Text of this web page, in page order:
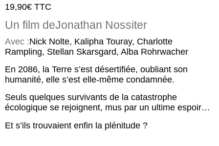
19,90€ TTC
Un film deJonathan Nossiter
Avec :Nick Nolte, Kalipha Touray, Charlotte
Rampling, Stellan Skarsgard, Alba Rohrwacher
En 2086, la Terre s’est désertifiée, oubliant son
humanité, elle s’est elle-même condamnée.
Seuls quelques survivants de la catastrophe
écologique se rejoignent, mus par un ultime espoir…
Et s’ils trouvaient enfin la plénitude ?